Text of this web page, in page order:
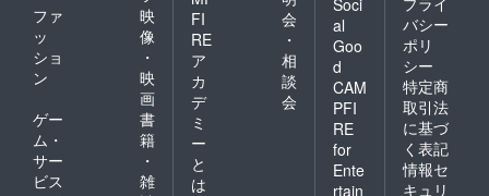
ファ
ッ
ショ
ン
映
像
・
映
画
ゲー
ム・
サー
ビス
書
籍
・
雑
FI
RE
ア
カ
デ
ミ
ー
と
は
会
・
相
談
会
Soci
al
Goo
d
CAM
PFI
RE
for
Ente
rtain
バシー
ポリ
シー
特定商
取引法
に基づ
く表記
情報セ
キュリ